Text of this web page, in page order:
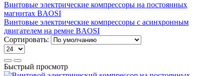
Винтовые электрические компрессоры на постоянных
магнитах BAOSI
Винтовые электрические компрессоры с асинхронным
двигателем на ремне BAOSI
Сортировать:
Быстрый просмотр